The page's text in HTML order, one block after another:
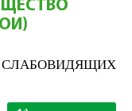
СЛАБОВИДЯЩИХ